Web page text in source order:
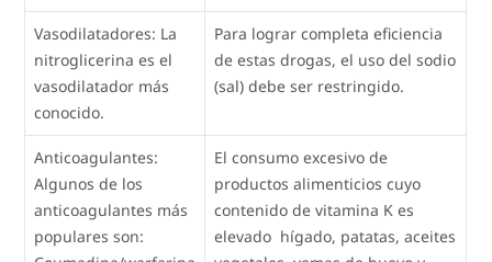
Vasodilatadores: La
nitroglicerina es el
vasodilatador más
conocido.
Para lograr completa eficiencia
de estas drogas, el uso del sodio
(sal) debe ser restringido.
Anticoagulantes:
Algunos de los
anticoagulantes más
populares son:
El consumo excesivo de
productos alimenticios cuyo
contenido de vitamina K es
elevado  hígado, patatas, aceites